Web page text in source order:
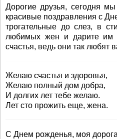
Дорогие друзья, сегодня
красивые поздравления с
трогательные до слез, в
любимых жен и дарите им
счастья, ведь они так любят
Желаю счастья и здоровья,
Желаю полный дом добра,
И долгих лет тебе желаю.
Лет сто прожить еще, жена.
С Днем рожденья, моя